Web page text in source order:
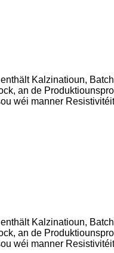
Kalzinatioun,
an de
wéi manner
Kalzinatioun,
an de
wéi manner